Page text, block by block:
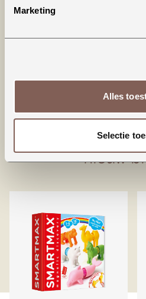
Marketing
Alles
Selectie
95% Biologisch katoen
5% Elastaan
nieuw